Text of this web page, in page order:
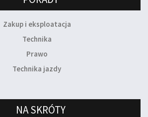
Zakup i eksploatacja
Technika
Prawo
Technika jazdy
NA SKRÓTY